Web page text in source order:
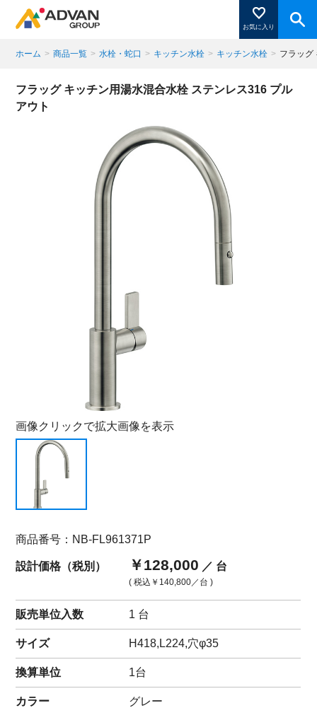
お気に入り
商品ページにある「お気に入り登録」を押すと登録した
商品がここに表示されます。
ホーム > 商品一覧 > 水栓・蛇口 > キッチン水栓 > キッチン水栓 > フラッグ
フラッグ キッチン用湯水混合水栓 ステンレス316 プル
アウト
画像クリックで拡大画像を表示
商品番号：NB-FL961371P
設計価格（税別） ￥128,000 ／ 台
( 税込 ￥140,800／台 )
販売単位入数 1 台
サイズ H418,L224,穴φ35
換算単位 1台
カラー グレー